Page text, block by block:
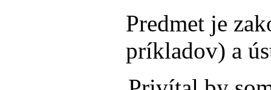
Predmet je
príkladov) a